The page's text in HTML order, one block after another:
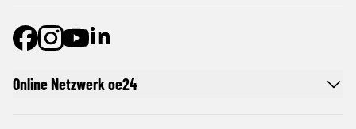
Online Netzwerk oe24